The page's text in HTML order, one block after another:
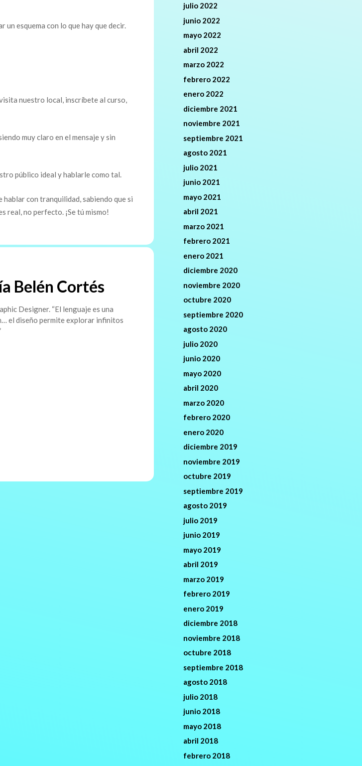
un esquema con lo que hay que decir.
nuestro local, inscríbete al curso,
muy claro en el mensaje y sin
público ideal y hablarle como tal.
hablar con tranquilidad, sabiendo que si
real, no perfecto. ¡Se tú mismo!
Belén Cortés
Designer. “El lenguaje es una
el diseño permite explorar infinitos
julio 2022
junio 2022
mayo 2022
abril 2022
marzo 2022
febrero 2022
enero 2022
diciembre 2021
noviembre 2021
septiembre 2021
agosto 2021
julio 2021
junio 2021
mayo 2021
abril 2021
marzo 2021
febrero 2021
enero 2021
diciembre 2020
noviembre 2020
octubre 2020
septiembre 2020
agosto 2020
julio 2020
junio 2020
mayo 2020
abril 2020
marzo 2020
febrero 2020
enero 2020
diciembre 2019
noviembre 2019
octubre 2019
septiembre 2019
agosto 2019
julio 2019
junio 2019
mayo 2019
abril 2019
marzo 2019
febrero 2019
enero 2019
diciembre 2018
noviembre 2018
octubre 2018
septiembre 2018
agosto 2018
julio 2018
junio 2018
mayo 2018
abril 2018
febrero 2018